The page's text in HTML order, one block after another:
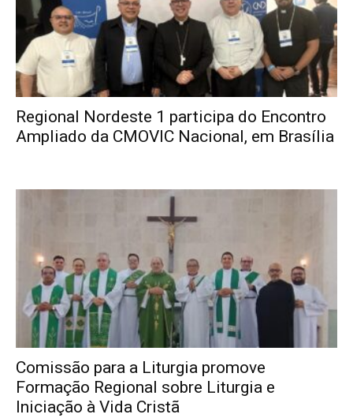
Regional Nordeste 1 participa do Encontro
Ampliado da CMOVIC Nacional, em Brasília
Comissão para a Liturgia promove
Formação Regional sobre Liturgia e
Iniciação à Vida Cristã